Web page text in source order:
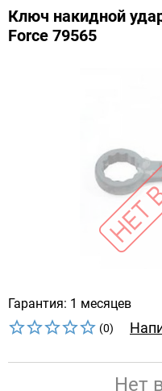
Ключ накидной
Force 79565
Гарантия: 1 месяцев
(0)
Нет